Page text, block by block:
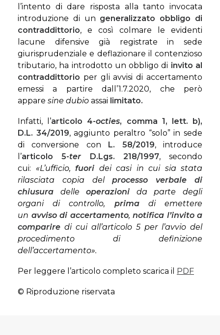
l’intento di dare risposta alla tanto invocata
introduzione di un generalizzato obbligo di
contraddittorio, e così colmare le evidenti
lacune difensive già registrate in sede
giurisprudenziale e deflazionare il contenzioso
tributario, ha introdotto un obbligo di invito al
contraddittorio per gli avvisi di accertamento
emessi a partire dall’1.7.2020, che però
appare sine dubio assai limitato.
Infatti, l’articolo 4-octies, comma 1, lett. b),
D.L. 34/2019, aggiunto peraltro “solo” in sede
di conversione con L. 58/2019, introduce
l’articolo 5-ter D.Lgs. 218/1997, secondo
cui: «L’ufficio, fuori dei casi in cui sia stata
rilasciata copia delprocesso verbale di
chiusura delleoperazioni da parte degli
organi di controllo, primadi emettere
un avviso di accertamento, notifica l’invito a
comparire di cui all’articolo 5 per l’avvio del
procedimento di definizione
dell’accertamento».
Per leggere l’articolo completo scarica il PDF
© Riproduzione riservata